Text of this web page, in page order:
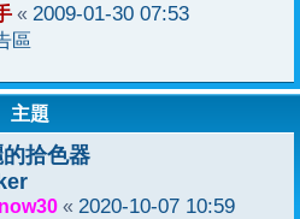
« 2009-01-30 07:53
區
主題
拾色器
« 2020-10-07 10:59